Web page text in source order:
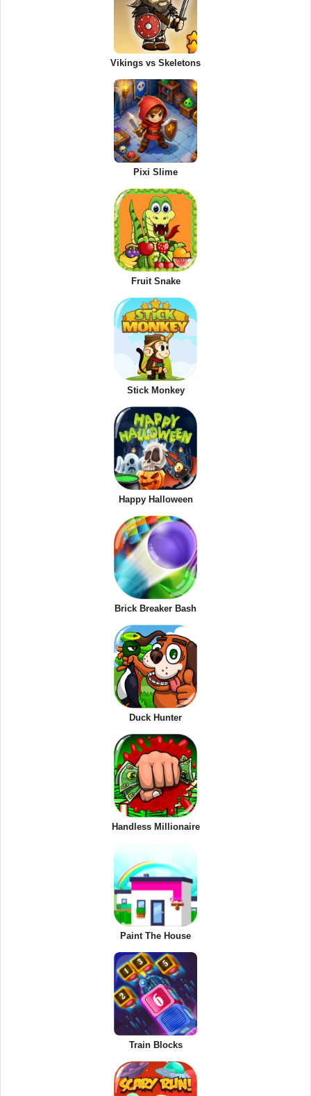
Vikings vs Skeletons
Pixi Slime
Fruit Snake
Stick Monkey
Happy Halloween
Brick Breaker Bash
Duck Hunter
Handless Millionaire
Paint The House
Train Blocks